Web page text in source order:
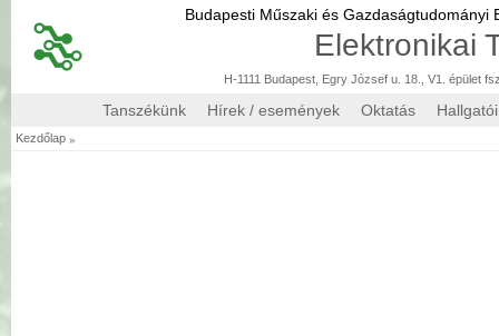
Budapesti Műszaki és Gazdaságtudományi
Elektronikai
H-1111 Budapest, Egry József u. 18., V1. épület
Tanszékünk Hírek / események Oktatás
Kezdőlap »